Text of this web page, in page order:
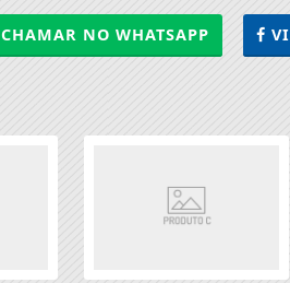
CHAMAR NO WHATSAPP